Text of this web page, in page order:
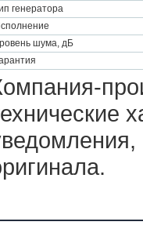
генератора
шума, дБ